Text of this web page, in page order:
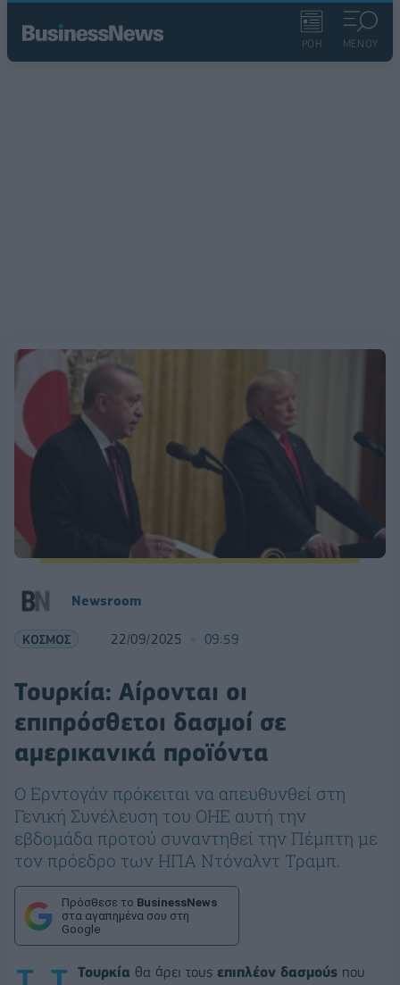
ΡΟΗ ΜΕΝΟΥ
Newsroom
ΚΟΣΜΟΣ 22/09/2025 09:59
Τουρκία: Αίρονται οι
επιπρόσθετοι δασμοί σε
αμερικανικά προϊόντα
Ο Ερντογάν πρόκειται να απευθυνθεί στη
Γενική Συνέλευση του ΟΗΕ αυτή την
εβδομάδα προτού συναντηθεί την Πέμπτη με
τον πρόεδρο των ΗΠΑ Ντόναλντ Τραμπ.
Πρόσθεσε το BusinessNews
στα αγαπημένα σου στη
Google
Τουρκία θα άρει τους επιπλέον δασμούς που